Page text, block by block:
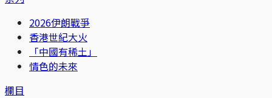
2026伊朗戰爭
香港世紀大火
「中國有稀土」
情色的未來
欄目